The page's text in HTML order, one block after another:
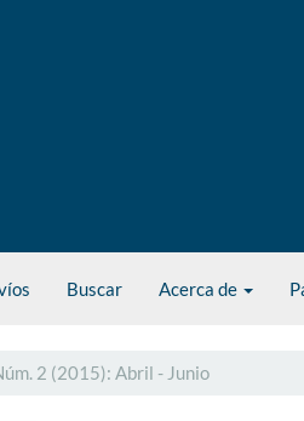
Buscar Acerca de
2 (2015): Abril - Junio